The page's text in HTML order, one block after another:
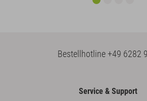
Bestellhotline+49 6282
Service & Support